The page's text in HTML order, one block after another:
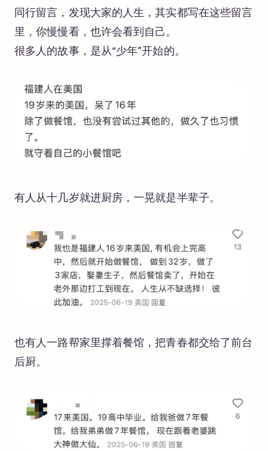
同行留言，发现大家的人生，其实都写在这些留言
里，你慢慢看，也许会看到自己。
很多人的故事，是从“少年”开始的。
有人从十几岁就进厨房，一晃就是半辈子。
也有人一路帮家里撑着餐馆，把青春都交给了前台
后厨。